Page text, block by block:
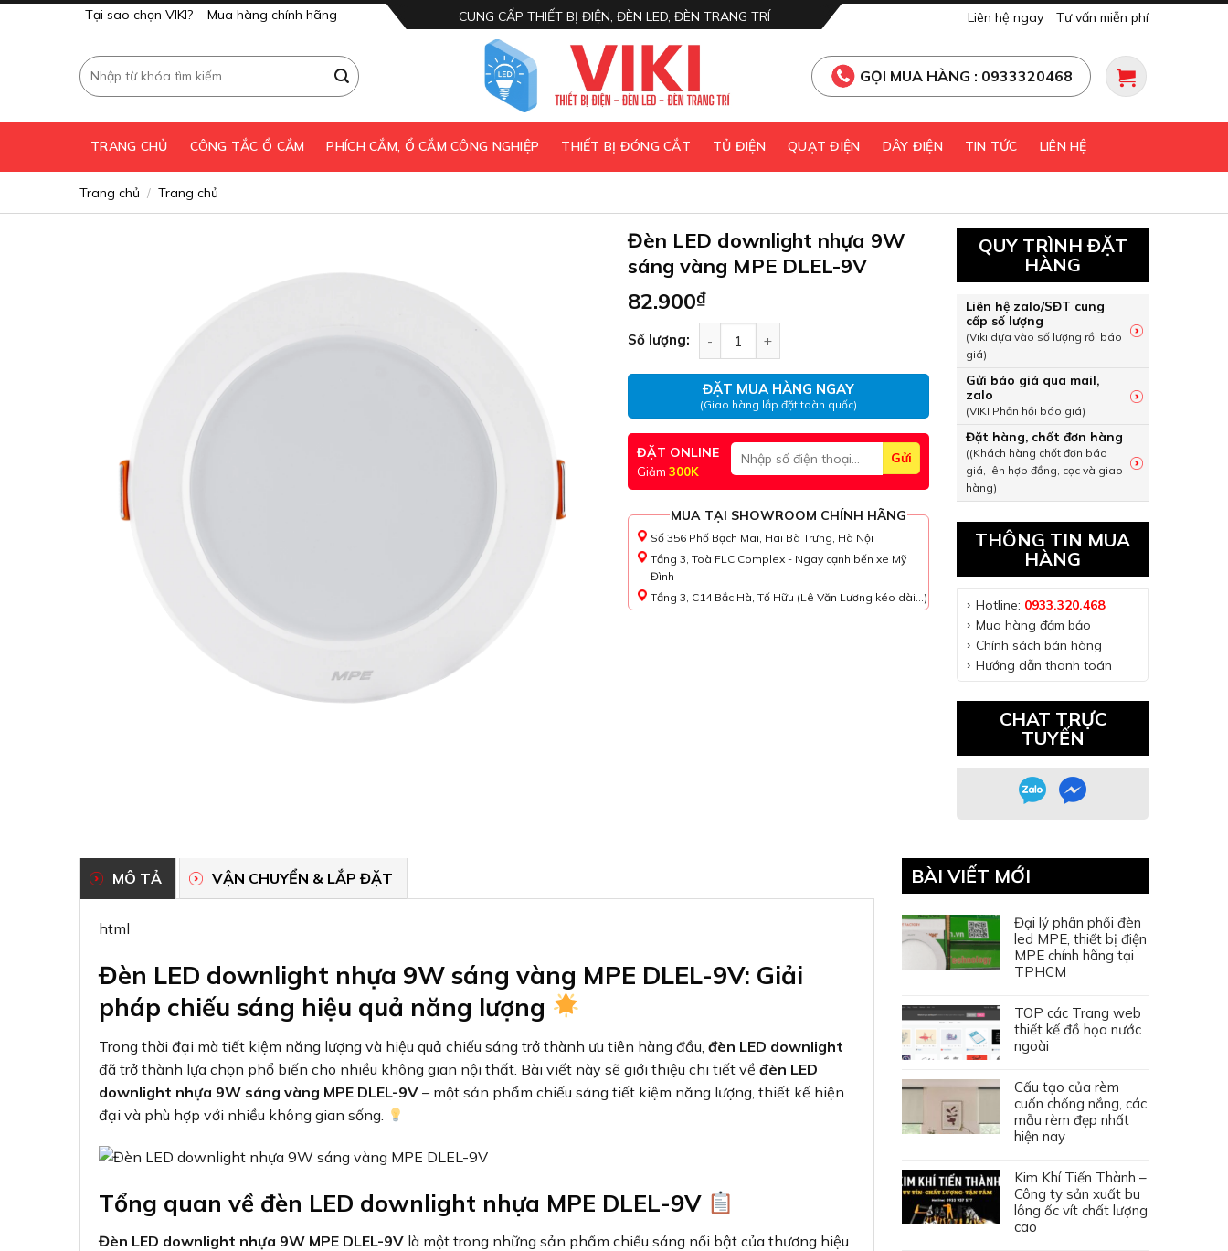
Tại sao chọn VIKI? Mua hàng chính hãng CUNG CẤP THIẾT BỊ ĐIỆN, ĐÈN LED, ĐÈN TRANG TRÍ Liên hệ ngay Tư vấn miễn phí
Tìm
kiếm:
GỌI MUA HÀNG : 0933320468
TRANG CHỦ CÔNG TẮC Ổ CẮM PHÍCH CẮM, Ổ CẮM CÔNG NGHIỆP THIẾT BỊ ĐÓNG CẮT TỦ ĐIỆN QUẠT ĐIỆN DÂY ĐIỆN TIN TỨC LIÊN HỆ
Trang chủ / Trang chủ
Đèn LED downlight nhựa 9W
sáng vàng MPE DLEL-9V
82.900₫
Số lượng: Đèn LED downlight nhựa 9W sáng vàng MPE DLEL-9V số lượng
ĐẶT MUA HÀNG NGAY
(Giao hàng lắp đặt toàn quốc)
ĐẶT ONLINE
Giảm 300K
MUA TẠI SHOWROOM CHÍNH HÃNG
Số 356 Phố Bạch Mai, Hai Bà Trưng, Hà Nội
Tầng 3, Toà FLC Complex - Ngay cạnh bến xe Mỹ
Đình
Tầng 3, C14 Bắc Hà, Tố Hữu (Lê Văn Lương kéo dài...)
QUY TRÌNH ĐẶT
HÀNG
Liên hệ zalo/SĐT cung
cấp số lượng
(Viki dựa vào số lượng rồi báo
giá)
Gửi báo giá qua mail,
zalo
(VIKI Phản hồi báo giá)
Đặt hàng, chốt đơn hàng
((Khách hàng chốt đơn báo
giá, lên hợp đồng, cọc và giao
hàng)
THÔNG TIN MUA
HÀNG
Hotline: 0933.320.468
Mua hàng đảm bảo
Chính sách bán hàng
Hướng dẫn thanh toán
CHAT TRỰC
TUYẾN
MÔ TẢ VẬN CHUYỂN & LẮP ĐẶT
html
Đèn LED downlight nhựa 9W sáng vàng MPE DLEL-9V: Giải
pháp chiếu sáng hiệu quả năng lượng
Trong thời đại mà tiết kiệm năng lượng và hiệu quả chiếu sáng trở thành ưu tiên hàng đầu, đèn LED downlight
đã trở thành lựa chọn phổ biến cho nhiều không gian nội thất. Bài viết này sẽ giới thiệu chi tiết về đèn LED
downlight nhựa 9W sáng vàng MPE DLEL-9V – một sản phẩm chiếu sáng tiết kiệm năng lượng, thiết kế hiện
đại và phù hợp với nhiều không gian sống.
Tổng quan về đèn LED downlight nhựa MPE DLEL-9V
Đèn LED downlight nhựa 9W MPE DLEL-9V là một trong những sản phẩm chiếu sáng nổi bật của thương hiệu
BÀI VIẾT MỚI
Đại lý phân phối đèn
led MPE, thiết bị điện
MPE chính hãng tại
TPHCM
TOP các Trang web
thiết kế đồ họa nước
ngoài
Cấu tạo của rèm
cuốn chống nắng, các
mẫu rèm đẹp nhất
hiện nay
Kim Khí Tiến Thành –
Công ty sản xuất bu
lông ốc vít chất lượng
cao